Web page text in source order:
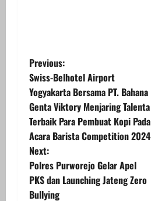
P
o
s
t
n
a
Previous:
Swiss-Belhotel Airport
Yogyakarta Bersama PT. Bahana
Genta Viktory Menjaring Talenta
Terbaik Para Pembuat Kopi Pada
Acara Barista Competition 2024
Next:
Polres Purworejo Gelar Apel
PKS dan Launching Jateng Zero
Bullying